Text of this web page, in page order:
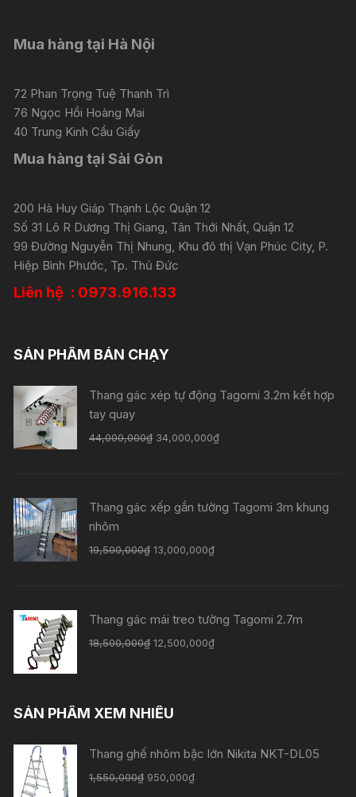
Mua hàng tại Hà Nội
72 Phan Trọng Tuệ Thanh Trì
76 Ngọc Hồi Hoàng Mai
40 Trung Kinh Cầu Giấy
Mua hàng tại Sài Gòn
200 Hà Huy Giáp Thạnh Lộc Quận 12
Số 31 Lô R Dương Thị Giang, Tân Thới Nhất, Quận 12
99 Đường Nguyễn Thị Nhung, Khu đô thị Vạn Phúc City, P.
Hiệp Bình Phước, Tp. Thủ Đức
Liên hệ : 0973.916.133
SẢN PHẨM BÁN CHẠY
Thang gác xép tự động Tagomi 3.2m kết hợp
tay quay
44,000,000₫ 34,000,000₫
Thang gác xếp gắn tường Tagomi 3m khung
nhôm
19,500,000₫ 13,000,000₫
Thang gác mái treo tường Tagomi 2.7m
18,500,000₫ 12,500,000₫
SẢN PHẨM XEM NHIỀU
Thang ghế nhôm bậc lớn Nikita NKT-DL05
1,550,000₫ 950,000₫